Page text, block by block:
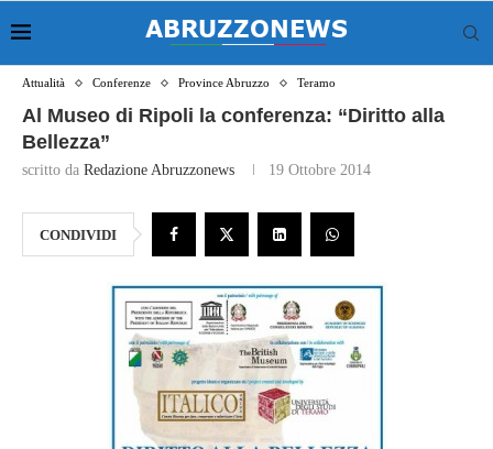
Attualità Conferenze Province Abruzzo Teramo
Al Museo di Ripoli la conferenza: “Diritto alla
Bellezza”
scritto da Redazione Abruzzonews 19 Ottobre 2014
CONDIVIDI